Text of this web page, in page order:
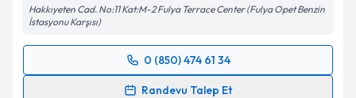
Hakkıyeten Cad. No:11 Kat:M-2 Fulya Terrace Center (Fulya Opet Benzin
İstasyonu Karşısı)
0 (850) 474 61 34
Randevu Talep Et
Randevu Takvimi Talebi